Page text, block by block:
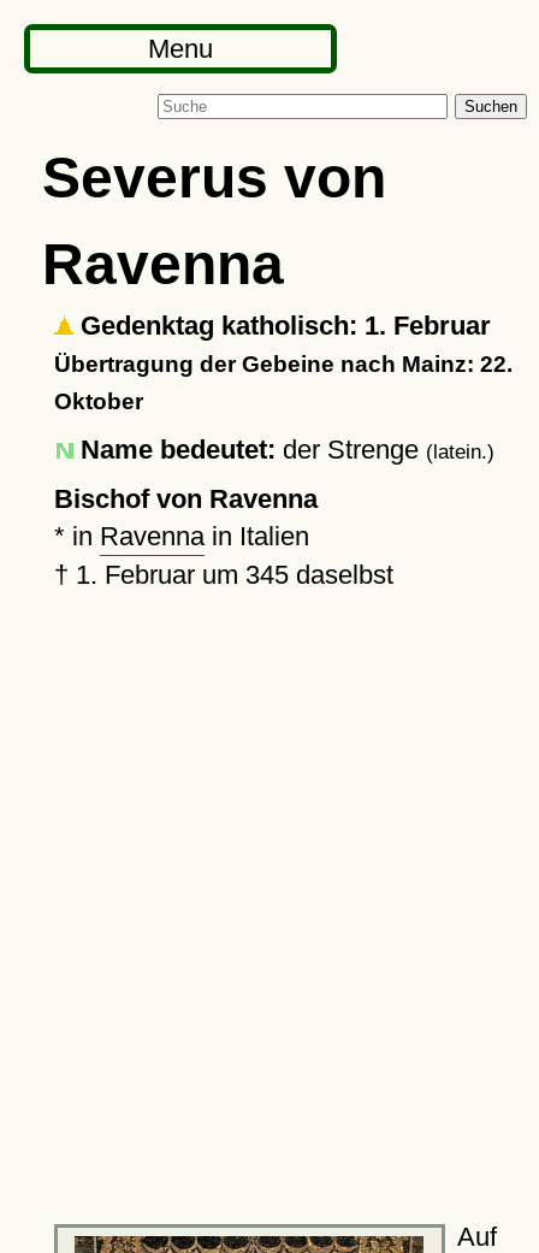
Menu
Suchen
Severus von
Ravenna
Gedenktag katholisch: 1. Februar
Übertragung der Gebeine nach Mainz: 22.
Oktober
Name bedeutet: der Strenge (latein.)
Bischof von Ravenna
* in Ravennain Italien
† 1. Februar um 345daselbst
Auf